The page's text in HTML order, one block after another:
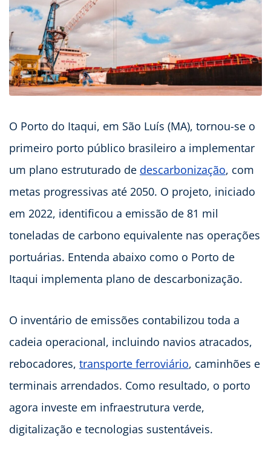
O Porto do Itaqui, em São Luís (MA), tornou-se o
primeiro porto público brasileiro a implementar
um plano estruturado de descarbonização, com
metas progressivas até 2050. O projeto, iniciado
em 2022, identificou a emissão de 81 mil
toneladas de carbono equivalente nas operações
portuárias. Entenda abaixo como o Porto de
Itaqui implementa plano de descarbonização.
O inventário de emissões contabilizou toda a
cadeia operacional, incluindo navios atracados,
rebocadores, transporte ferroviário, caminhões e
terminais arrendados. Como resultado, o porto
agora investe em infraestrutura verde,
digitalização e tecnologias sustentáveis.